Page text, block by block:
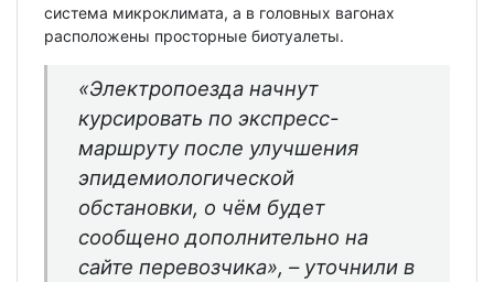
система микроклимата, а в головных вагонах
расположены просторные биотуалеты.
«Электропоезда начнут
курсировать по экспресс-
маршруту после улучшения
эпидемиологической
обстановки, о чём будет
сообщено дополнительно на
сайте перевозчика», – уточнили в